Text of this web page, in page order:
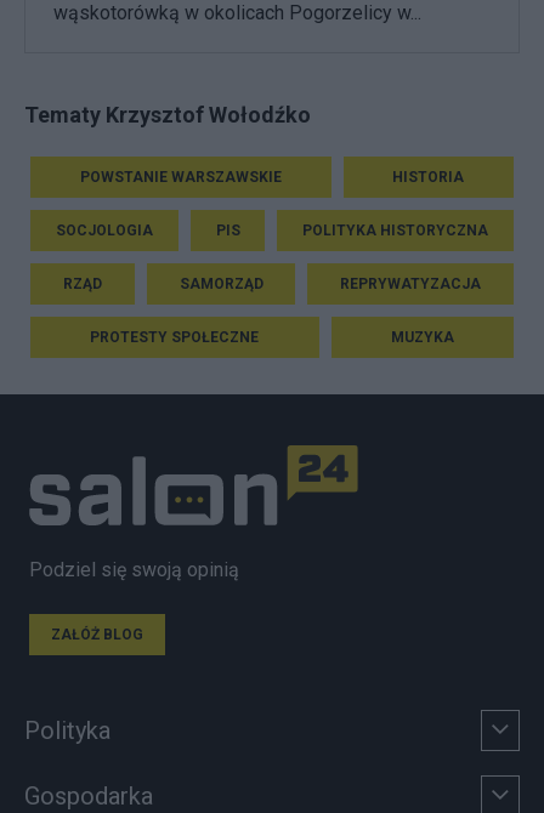
wąskotorówką w okolicach Pogorzelicy w...
Tematy Krzysztof Wołodźko
POWSTANIE WARSZAWSKIE HISTORIA
SOCJOLOGIA PIS POLITYKA HISTORYCZNA
RZĄD SAMORZĄD REPRYWATYZACJA
PROTESTY SPOŁECZNE MUZYKA
Podziel się swoją opinią
ZAŁÓŻ BLOG
Polityka
Gospodarka